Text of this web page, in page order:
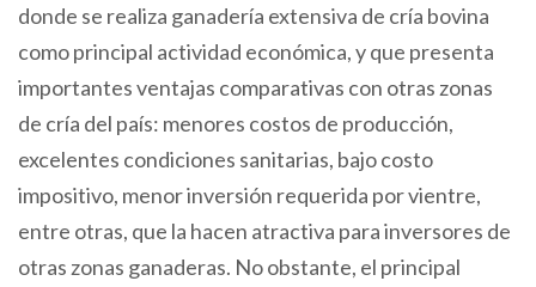
donde se realiza ganadería extensiva de cría bovina
como principal actividad económica, y que presenta
importantes ventajas comparativas con otras zonas
de cría del país: menores costos de producción,
excelentes condiciones sanitarias, bajo costo
impositivo, menor inversión requerida por vientre,
entre otras, que la hacen atractiva para inversores de
otras zonas ganaderas. No obstante, el principal